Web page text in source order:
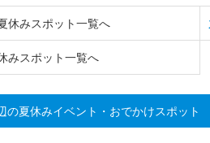
休みスポット一覧へ
みスポット一覧へ
の夏休みイベント・おでかけスポット